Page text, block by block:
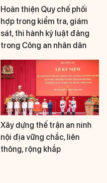
Hoàn thiện Quy chế phối
hợp trong kiểm tra, giám
sát, thi hành kỷ luật đảng
trong Công an nhân dân
Xây dựng thế trận an ninh
nội địa vững chắc, liên
thông, rộng khắp